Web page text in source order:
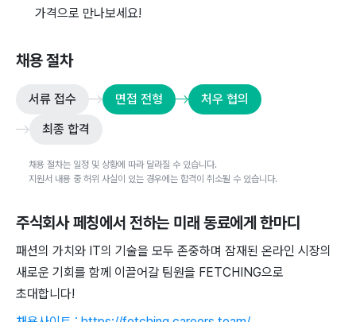
가격으로 만나보세요!
채용 절차
서류 접수 면접 전형
처우 협의
최종 합격
채용 절차는 일정 및 상황에 따라 달라질 수 있습니다.
지원서 내용 중 허위 사실이 있는 경우에는 합격이 취소될 수 있습니다.
주식회사 페칭에서 전하는 미래 동료에게 한마디
패션의 가치와 IT의 기술을 모두 존중하며 잠재된 온라인 시장의
새로운 기회를 함께 이끌어갈 팀원을 FETCHING으로
초대합니다!